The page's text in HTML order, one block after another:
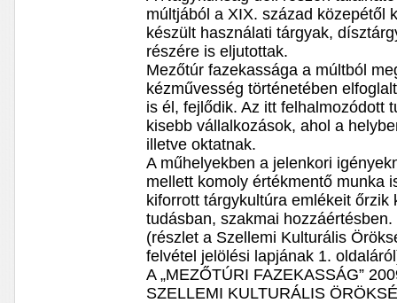
múltjából a XIX. század közepétől
készült használati tárgyak,
részére is eljutottak.
Mezőtúr fazekassága a múltból
kézművesség történetében
is él, fejlődik. Az itt felhalmozódott
kisebb vállalkozások, ahol a
illetve oktatnak.
A műhelyekben a jelenkori
mellett komoly értékmentő munka
kiforrott tárgykultúra emlékeit
tudásban, szakmai hozzáértésben.
(részlet a Szellemi Kulturális
felvétel jelölési lapjának 1.
A „MEZŐTÚRI FAZEKASSÁG”
SZELLEMI KULTURÁLIS